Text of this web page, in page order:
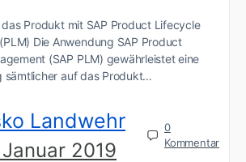
das Produkt mit SAP Product Lifecycle
Die Anwendung SAP Product
(SAP PLM) gewährleistet eine
sämtlicher auf das Produkt…
Landwehr
2019
0
Kommentar